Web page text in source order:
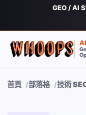
GEO / AI
首頁 部落格 技術